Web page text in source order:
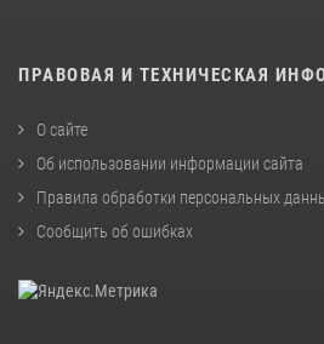
ПРАВОВАЯ И ТЕХНИЧЕСКАЯ
О сайте
Об использовании информации сайта
Правила обработки персональных
Сообщить об ошибках